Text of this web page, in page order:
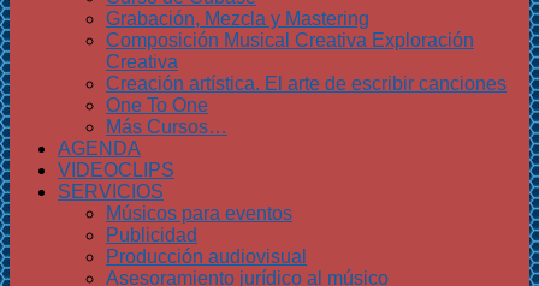
Grabación, Mezcla y Mastering
Composición Musical Creativa Exploración
Creativa
Creación artística. El arte de escribir canciones
One To One
Más Cursos…
AGENDA
VIDEOCLIPS
SERVICIOS
Músicos para eventos
Publicidad
Producción audiovisual
Asesoramiento jurídico al músico